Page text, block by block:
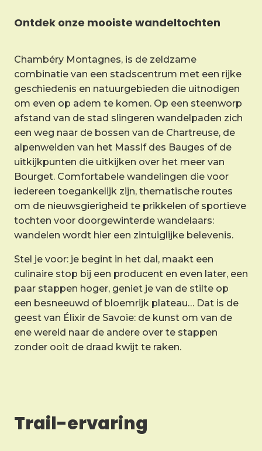
Ontdek onze mooiste wandeltochten
Chambéry Montagnes, is de zeldzame
combinatie van een stadscentrum met een rijke
geschiedenis en natuurgebieden die uitnodigen
om even op adem te komen. Op een steenworp
afstand van de stad slingeren wandelpaden zich
een weg naar de bossen van de Chartreuse, de
alpenweiden van het Massif des Bauges of de
uitkijkpunten die uitkijken over het meer van
Bourget. Comfortabele wandelingen die voor
iedereen toegankelijk zijn, thematische routes
om de nieuwsgierigheid te prikkelen of sportieve
tochten voor doorgewinterde wandelaars:
wandelen wordt hier een zintuiglijke belevenis.
Stel je voor: je begint in het dal, maakt een
culinaire stop bij een producent en even later, een
paar stappen hoger, geniet je van de stilte op
een besneeuwd of bloemrijk plateau… Dat is de
geest van Élixir de Savoie: de kunst om van de
ene wereld naar de andere over te stappen
zonder ooit de draad kwijt te raken.
Trail-ervaring